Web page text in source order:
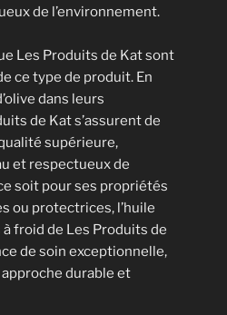
de l’environnement.
Les Produits de Kat sont
ce type de produit. En
dans leurs
de Kat s’assurent de
supérieure,
et respectueux de
soit pour ses propriétés
ou protectrices, l’huile
à froid de Les Produits de
de soin exceptionnelle,
durable et